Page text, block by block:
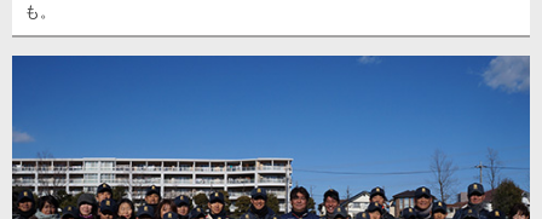
も。